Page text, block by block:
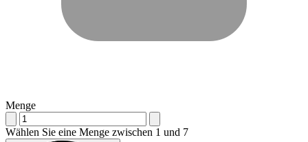
Menge
Wählen Sie eine Menge zwischen 1 und 7